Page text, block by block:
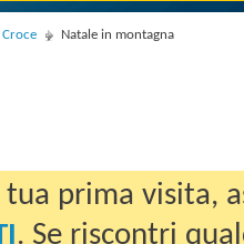
Natale in montagna
tua prima visita,
. Se riscontri